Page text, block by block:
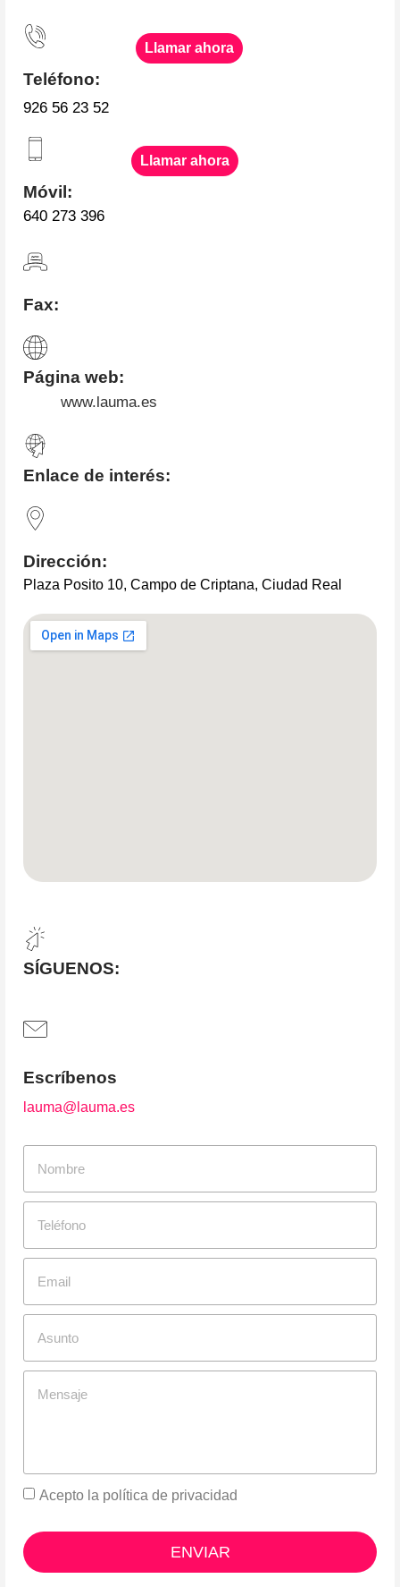
Teléfono:
926 56 23 52
Llamar ahora
Móvil:
640 273 396
Llamar ahora
Fax:
Página web:
www.lauma.es
Enlace de interés:
Dirección:
Plaza Posito 10, Campo de Criptana, Ciudad Real
SÍGUENOS:
Escríbenos
lauma@lauma.es
Acepto la política de privacidad
ENVIAR